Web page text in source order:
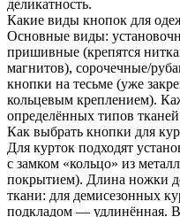
деликатность.
Какие виды кнопок для
Основные виды:
пришивные (крепятся
магнитов), сорочечные/
кнопки на тесьме (уже
кольцевым креплением).
определённых типов
Как выбрать кнопки для
Для курток подходят
с замком «кольцо» из
покрытием). Длина ножки
ткани: для демисезонных
подкладом — удлинённая.